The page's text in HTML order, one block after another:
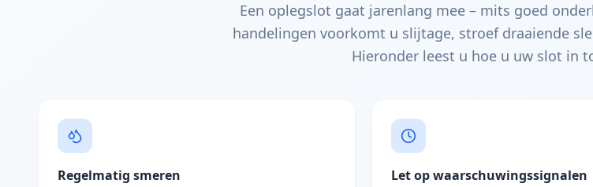
Een oplegslot gaat jarenlang mee – mits goed
handelingen voorkomt u slijtage, stroef draaiende
Hieronder leest u hoe u uw slot in
Regelmatig smeren Let op waarschuwingssignalen